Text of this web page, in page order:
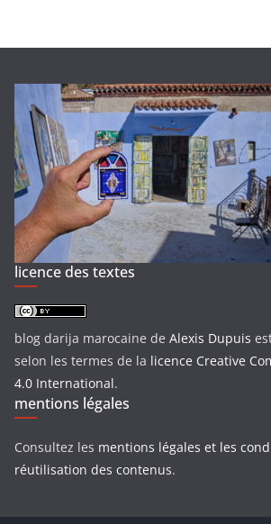
licence des textes
blog darija marocaine de Alexis Dupuis
selon les termes de la licence Creative
4.0 International.
mentions légales
Consultez les mentions légales et les
réutilisation des contenus.